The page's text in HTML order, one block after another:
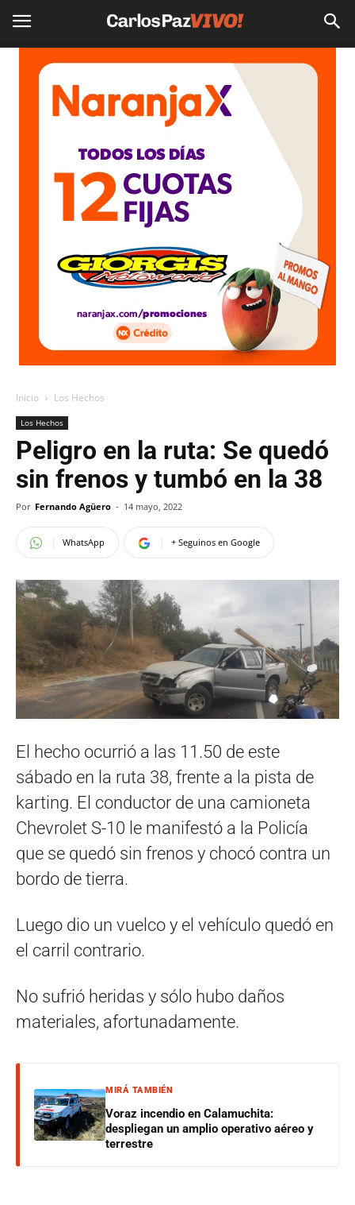
Inicio Los Hechos
Los Hechos
Peligro en la ruta: Se quedó
sin frenos y tumbó en la 38
Por Fernando Agüero - 14 mayo, 2022
WhatsApp + Seguinos en Google
El hecho ocurrió a las 11.50 de este
sábado en la ruta 38, frente a la pista de
karting. El conductor de una camioneta
Chevrolet S-10 le manifestó a la Policía
que se quedó sin frenos y chocó contra un
bordo de tierra.
Luego dio un vuelco y el vehículo quedó en
el carril contrario.
No sufrió heridas y sólo hubo daños
materiales, afortunadamente.
MIRÁ TAMBIÉN
Voraz incendio en Calamuchita:
despliegan un amplio operativo aéreo y
terrestre